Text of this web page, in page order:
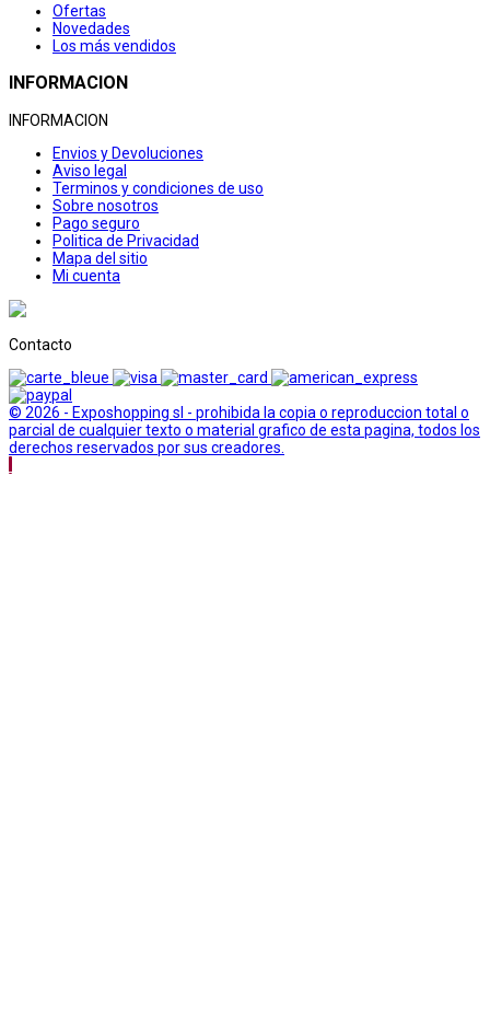
Ofertas
Novedades
Los más vendidos
INFORMACION
INFORMACION
Envios y Devoluciones
Aviso legal
Terminos y condiciones de uso
Sobre nosotros
Pago seguro
Politica de Privacidad
Mapa del sitio
Mi cuenta
Contacto
© 2026 - Exposhopping sl - prohibida la copia o reproduccion total o
parcial de cualquier texto o material grafico de esta pagina, todos los
derechos reservados por sus creadores.